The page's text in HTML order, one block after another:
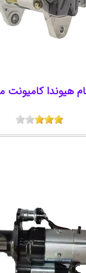
هیوندا کامیونت